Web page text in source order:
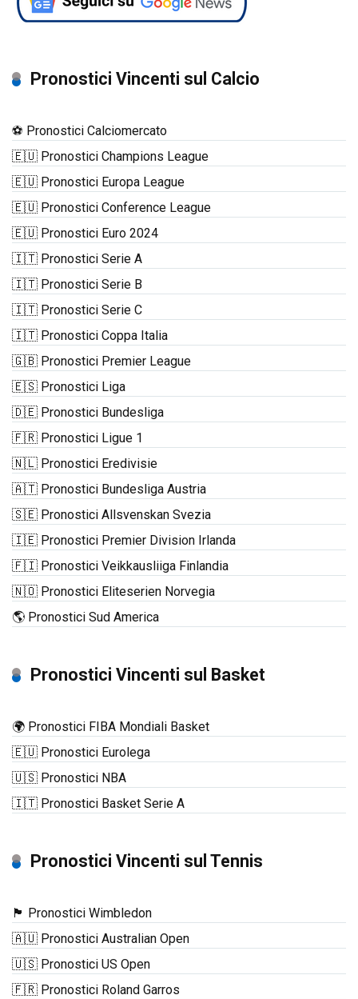
Pronostici Vincenti sul Calcio
⚽ Pronostici Calciomercato
🇪🇺 Pronostici Champions League
🇪🇺 Pronostici Europa League
🇪🇺 Pronostici Conference League
🇪🇺 Pronostici Euro 2024
🇮🇹 Pronostici Serie A
🇮🇹 Pronostici Serie B
🇮🇹 Pronostici Serie C
🇮🇹 Pronostici Coppa Italia
🇬🇧 Pronostici Premier League
🇪🇸 Pronostici Liga
🇩🇪 Pronostici Bundesliga
🇫🇷 Pronostici Ligue 1
🇳🇱 Pronostici Eredivisie
🇦🇹 Pronostici Bundesliga Austria
🇸🇪 Pronostici Allsvenskan Svezia
🇮🇪 Pronostici Premier Division Irlanda
🇫🇮 Pronostici Veikkausliiga Finlandia
🇳🇴 Pronostici Eliteserien Norvegia
🌎 Pronostici Sud America
Pronostici Vincenti sul Basket
🌍 Pronostici FIBA Mondiali Basket
🇪🇺 Pronostici Eurolega
🇺🇸 Pronostici NBA
🇮🇹 Pronostici Basket Serie A
Pronostici Vincenti sul Tennis
🏴󠁧󠁢󠁥󠁮󠁧󠁿 Pronostici Wimbledon
🇦🇺 Pronostici Australian Open
🇺🇸 Pronostici US Open
🇫🇷 Pronostici Roland Garros